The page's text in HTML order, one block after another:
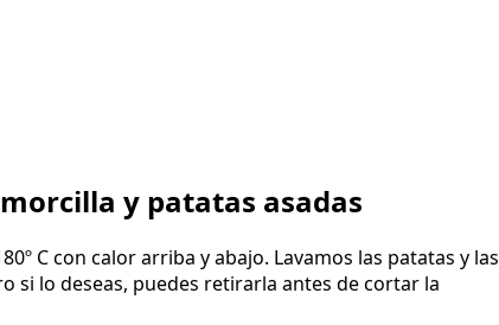
y patatas asadas
C con calor arriba y abajo. Lavamos las patatas y las
si lo deseas, puedes retirarla antes de cortar la